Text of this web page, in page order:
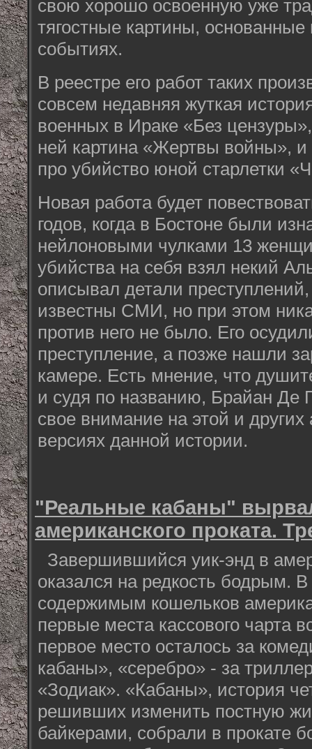
свою хорошо освоенную уже
тягостные картины,
событиях.
В реестре его работ таких
совсем недавняя жуткая
военных в Ираке «Без
ней картина «Жертвы войны», и
про убийство юной старлетки
Новая работа будет
годов, когда в Бостоне были
нейлоновыми чулками 13
убийства на себя взял некий
описывал детали
известны СМИ, но при этом
против него не было. Его
преступление, а позже нашли
камере. Есть мнение, что
и судя по названию, Брайан Де
свое внимание на этой и других
версиях данной истории.
"Реальные кабаны"
американского проката.
Завершившийся уик-энд в
оказался на редкость бодрым. В
содержимым кошельков
первые места кассового чарта
первое место осталось за
кабаны», «серебро» - за
«Зодиак». «Кабаны», история
решивших изменить постную
байкерами, собрали в прокате